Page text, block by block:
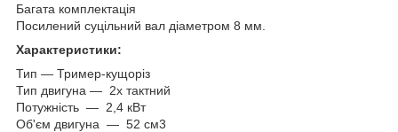
Багата комплектація
Посилений суцільний вал діаметром 8 мм.
Характеристики:
Тип — Тример-кущоріз
Тип двигуна — 2x тактний
Потужність — 2,4 кВт
Об'єм двигуна — 52 см3